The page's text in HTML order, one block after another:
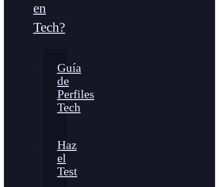
en
Tech?
Guía
de
Perfiles
Tech
Haz
el
Test